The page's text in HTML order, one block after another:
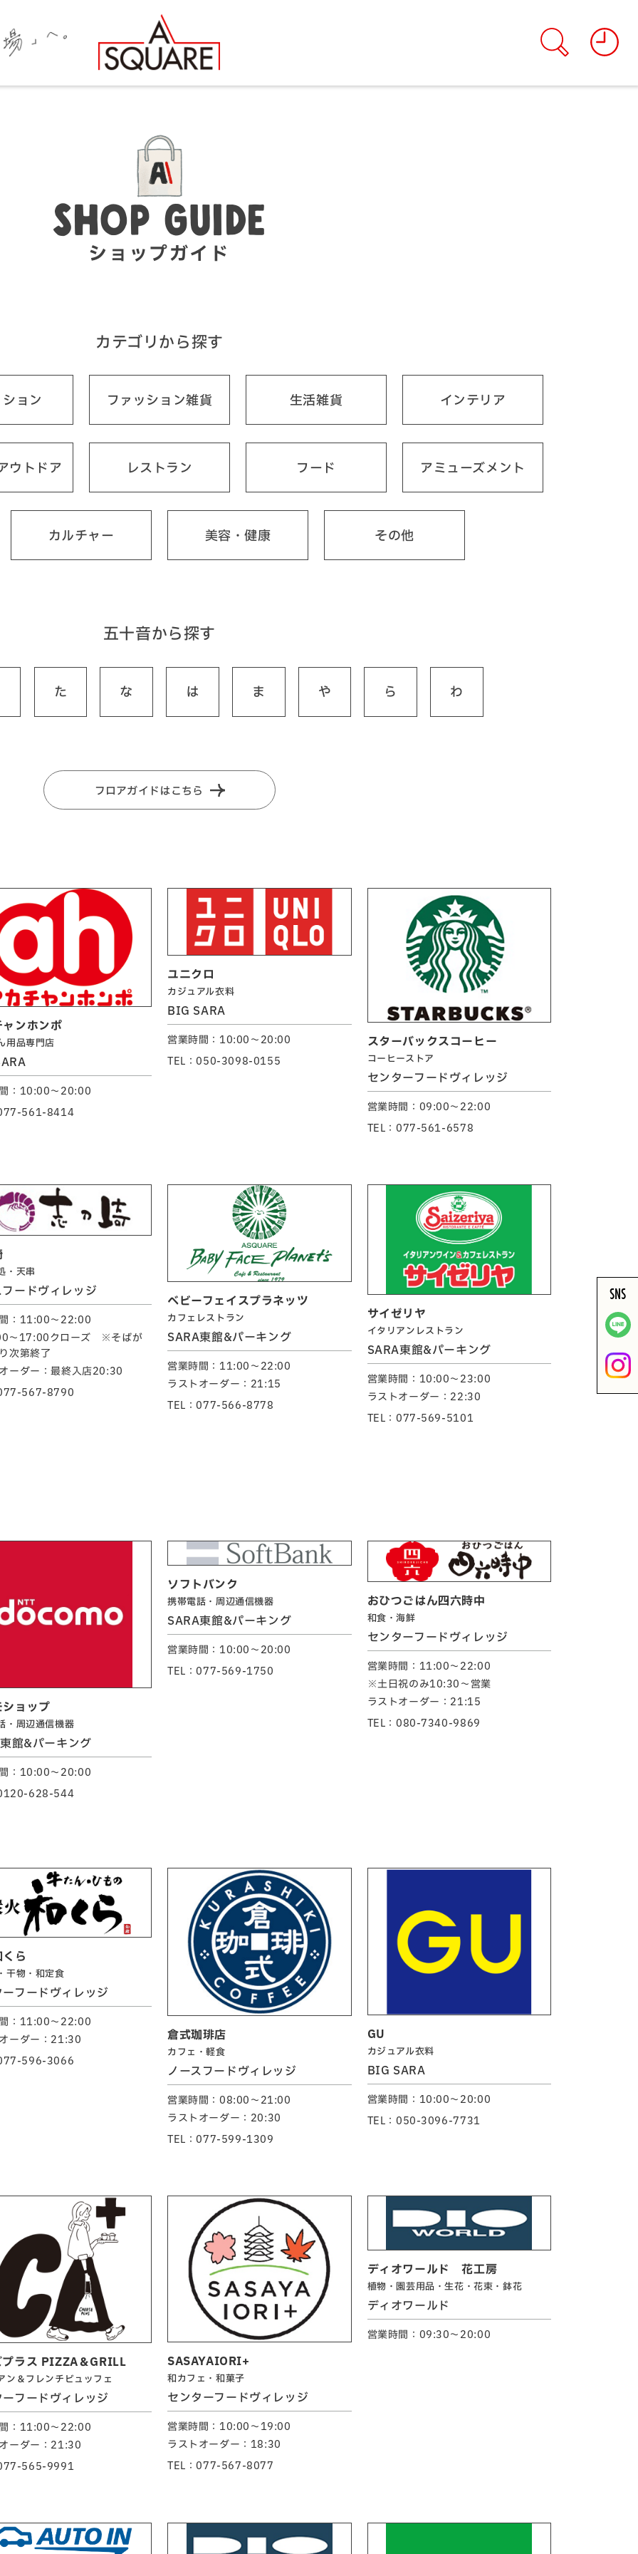
SHOP GUIDE
ショップガイド
カテゴリから探す
ョン ファッション雑貨 生活雑貨 インテリア
ウトドア レストラン フード アミューズメント
カルチャー 美容・健康 その他
五十音から探す
た な は ま や ら わ
フロアガイドはこちら
ャンホンポ
用品専門店
：10:00～20:00
561-8414
ユニクロ
カジュアル衣料
BIG SARA
営業時間：10:00～20:00
TEL：050-3098-0155
スターバックスコーヒー
コーヒーストア
センターフードヴィレッジ
営業時間：09:00～22:00
TEL：077-561-6578
・天串
フードヴィレッジ
：11:00～22:00
～17:00クローズ ※そばが
次第終了
ーダー：最終入店20:30
567-8790
ベビーフェイスプラネッツ
カフェレストラン
SARA東館&パーキング
営業時間：11:00～22:00
ラストオーダー：21:15
TEL：077-566-8778
サイゼリヤ
イタリアンレストラン
SARA東館&パーキング
営業時間：10:00～23:00
ラストオーダー：22:30
TEL：077-569-5101
ショップ
・周辺通信機器
館&パーキング
：10:00～20:00
628-544
ソフトバンク
携帯電話・周辺通信機器
SARA東館&パーキング
営業時間：10:00～20:00
TEL：077-569-1750
おひつごはん四六時中
和食・海鮮
センターフードヴィレッジ
営業時間：11:00～22:00
※土日祝のみ10:30～営業
ラストオーダー：21:15
TEL：080-7340-9869
ら
干物・和定食
ーフードヴィレッジ
：11:00～22:00
ーダー：21:30
596-3066
倉式珈琲店
カフェ・軽食
ノースフードヴィレッジ
営業時間：08:00～21:00
ラストオーダー：20:30
TEL：077-599-1309
GU
カジュアル衣料
BIG SARA
営業時間：10:00～20:00
TEL：050-3096-7731
プラス PIZZA＆GRILL
ン＆フレンチビュッフェ
ーフードヴィレッジ
：11:00～22:00
ーダー：21:30
565-9991
SASAYAIORI+
和カフェ・和菓子
センターフードヴィレッジ
営業時間：10:00～19:00
ラストオーダー：18:30
TEL：077-567-8077
ディオワールド 花工房
植物・園芸用品・生花・花束・鉢花
ディオワールド
営業時間：09:30～20:00
SNS